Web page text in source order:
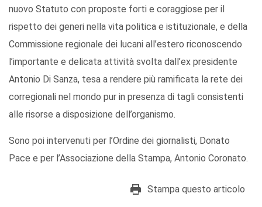
nuovo Statuto con proposte forti e coraggiose per il
rispetto dei generi nella vita politica e istituzionale, e della
Commissione regionale dei lucani all’estero riconoscendo
l’importante e delicata attività svolta dall’ex presidente
Antonio Di Sanza, tesa a rendere più ramificata la rete dei
corregionali nel mondo pur in presenza di tagli consistenti
alle risorse a disposizione dell’organismo.
Sono poi intervenuti per l’Ordine dei giornalisti, Donato
Pace e per l’Associazione della Stampa, Antonio Coronato.
Stampa questo articolo